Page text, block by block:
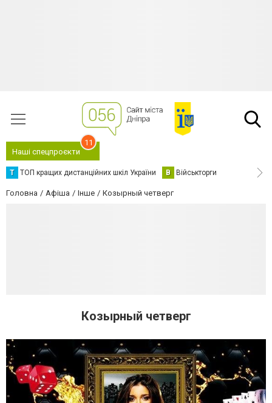
Наші спецпроєкти
11
Т ТОП кращих дистанційних шкіл України В Військторги
Головна Афіша Інше Козырный четверг
Козырный четверг